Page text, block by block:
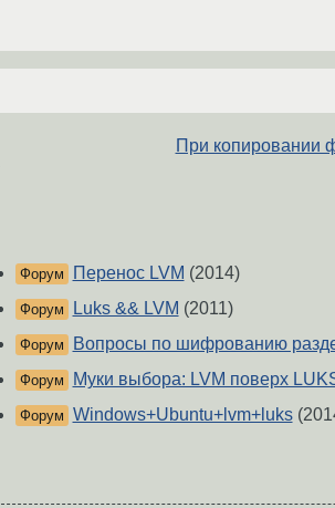
При копировании
Форум Перенос LVM (2014)
Форум Luks && LVM (2011)
Форум Вопросы по шифрованию
Форум Муки выбора: LVM поверх
Форум Windows+Ubuntu+lvm+luks